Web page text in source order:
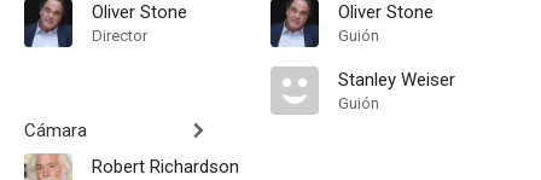
Oliver Stone
Director
Cámara
Robert Richardson
Oliver Stone
Guión
Stanley Weiser
Guión